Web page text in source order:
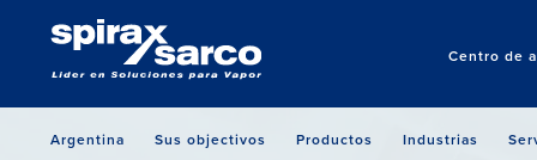
Centro de
Argentina Sus objectivos Productos Industrias